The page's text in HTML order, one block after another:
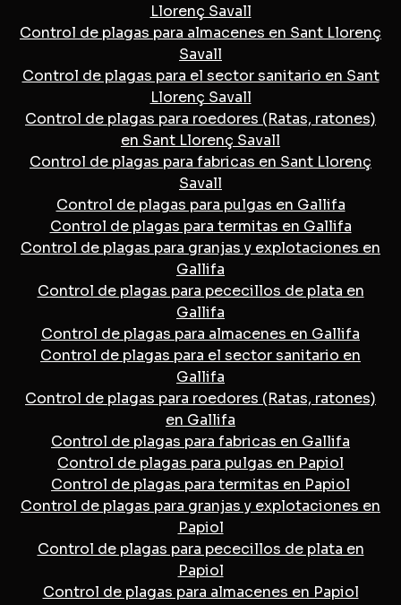
Llorenç Savall
Control de plagas para almacenes en Sant Llorenç
Savall
Control de plagas para el sector sanitario en Sant
Llorenç Savall
Control de plagas para roedores (Ratas, ratones)
en Sant Llorenç Savall
Control de plagas para fabricas en Sant Llorenç
Savall
Control de plagas para pulgas en Gallifa
Control de plagas para termitas en Gallifa
Control de plagas para granjas y explotaciones en
Gallifa
Control de plagas para pececillos de plata en
Gallifa
Control de plagas para almacenes en Gallifa
Control de plagas para el sector sanitario en
Gallifa
Control de plagas para roedores (Ratas, ratones)
en Gallifa
Control de plagas para fabricas en Gallifa
Control de plagas para pulgas en Papiol
Control de plagas para termitas en Papiol
Control de plagas para granjas y explotaciones en
Papiol
Control de plagas para pececillos de plata en
Papiol
Control de plagas para almacenes en Papiol